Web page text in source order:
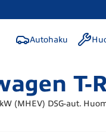
Autohaku
T-
kW (MHEV) DSG-aut.